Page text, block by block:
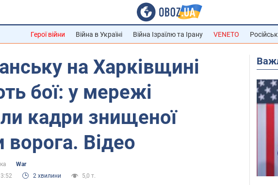
Герої війни Війна в Україні Війна Ізраїлю та Ірану VENETO
на Харківщині
бої: у мережі
кадри знищеної
ворога. Відео
War
2 хвилини 5,0 т.